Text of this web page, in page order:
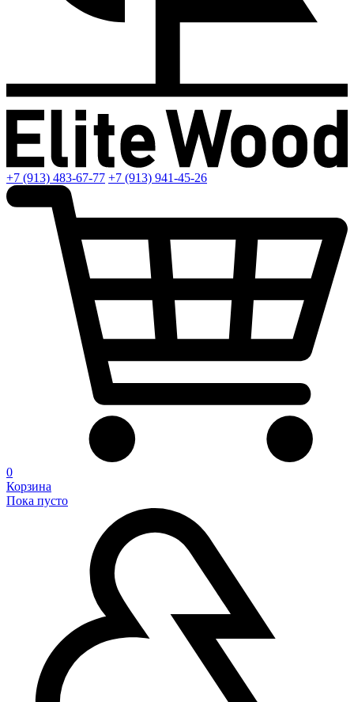
+7 (913) 483-67-77 +7 (913) 941-45-26
0
Корзина
Пока пусто